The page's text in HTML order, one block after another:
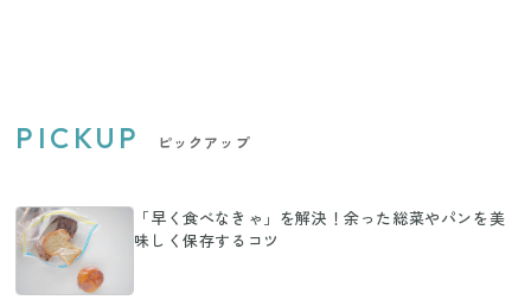
PICKUP ピックアップ
「早く食べなきゃ」を解決！余った総菜やパンを美
味しく保存するコツ